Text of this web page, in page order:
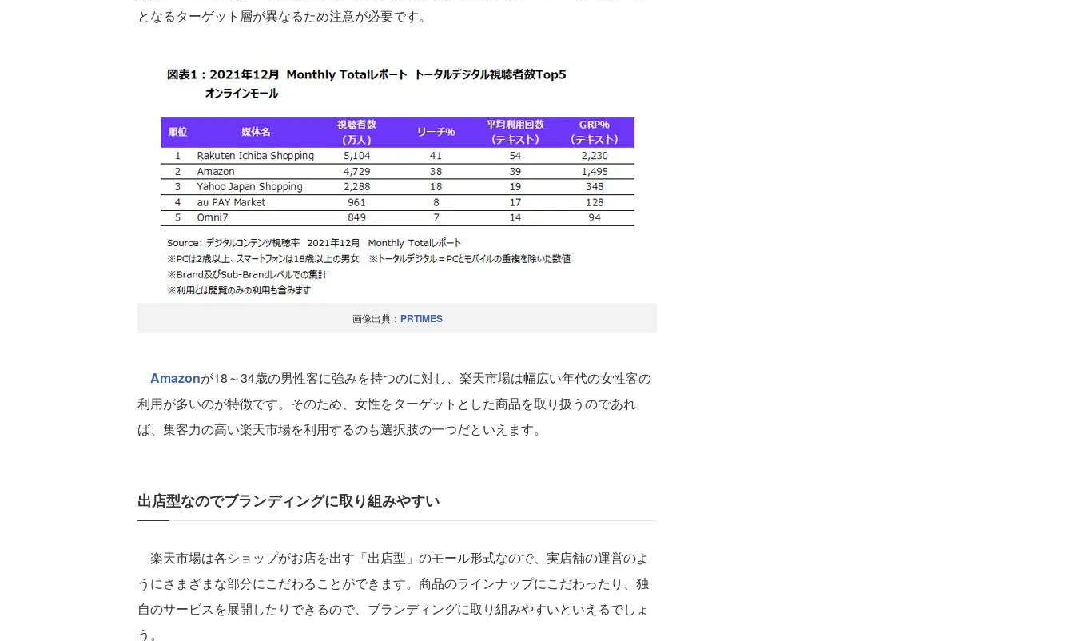
となるターゲット層が異なるため注意が必要です。
画像出典： PRTIMES
Amazonが18～34歳の男性客に強みを持つのに対し、楽天市場は幅広い年代の女性客の
利用が多いのが特徴です。そのため、女性をターゲットとした商品を取り扱うのであれ
ば、集客力の高い楽天市場を利用するのも選択肢の一つだといえます。
出店型なのでブランディングに取り組みやすい
楽天市場は各ショップがお店を出す「出店型」のモール形式なので、実店舗の運営のよ
うにさまざまな部分にこだわることができます。商品のラインナップにこだわったり、独
自のサービスを展開したりできるので、ブランディングに取り組みやすいといえるでしょ
う。